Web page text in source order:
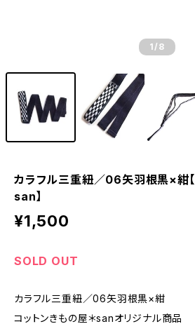
1 /8
カラフル三重紐／06矢羽根黒×紺
san】
¥1,500
SOLD OUT
カラフル三重紐／06矢羽根黒×紺
コットンきもの屋＊sanオリジナル商品